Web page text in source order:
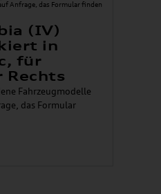
(IV)
in
für
Rechts
Fahrzeugmodelle
das Formular